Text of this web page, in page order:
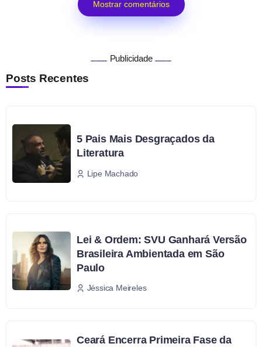
Mostrar comentários
Publicidade
Posts Recentes
5 Pais Mais Desgraçados da
Literatura
Lipe Machado
Lei & Ordem: SVU Ganhará Versão
Brasileira Ambientada em São
Paulo
Jéssica Meireles
Ceará Encerra Primeira Fase da